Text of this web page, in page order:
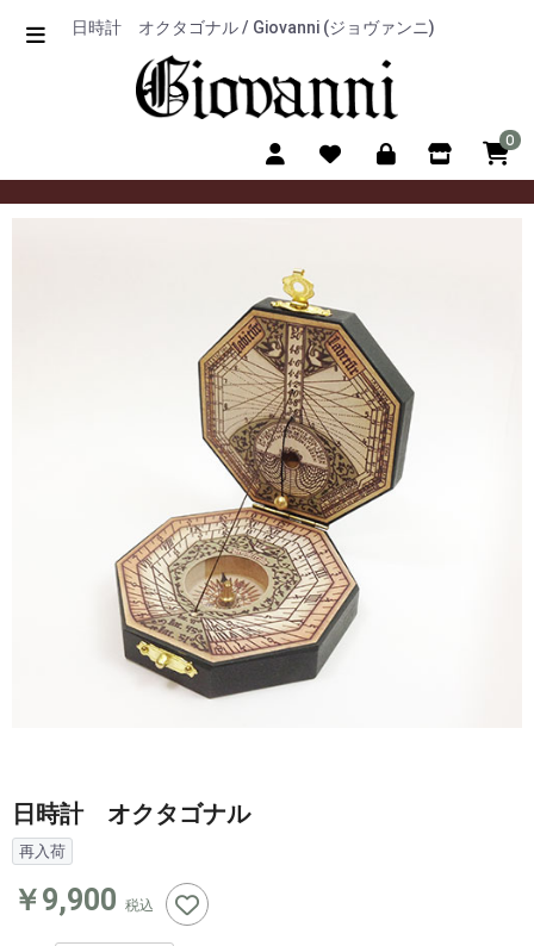
日時計 オクタゴナル / Giovanni (ジョヴァンニ)
0
日時計 オクタゴナル
再入荷
￥9,900 税込